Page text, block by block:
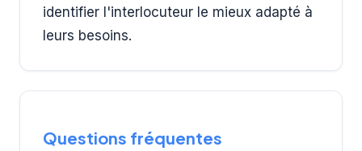
identifier l'interlocuteur le mieux adapté à
leurs besoins.
Questions fréquentes